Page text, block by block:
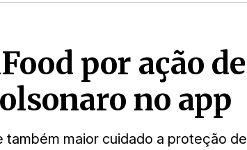
por ação de
no app
maior cuidado a proteção de